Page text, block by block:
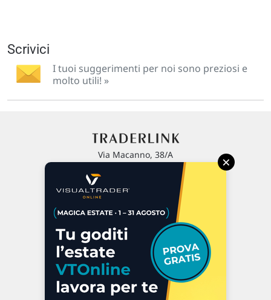
Scrivici
I tuoi suggerimenti per noi sono preziosi e
molto utili! »
Via Macanno, 38/A
P.IVA 02 452 460 401
Chi siamo
Commenti e segnalazioni
Contattaci
×